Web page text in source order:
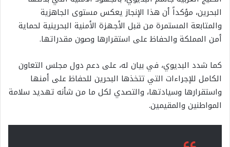
البحرين، مؤكداً أن هذا الإنجاز يعكس مستوى الجاهزية
والمتابعة المستمرة من قبل الأجهزة الأمنية البحرينية لحماية
أمن المملكة والحفاظ على استقرارها وصون مقدراتها.
كما شدد البديوي، في بيان له، على دعم دول مجلس التعاون
الكامل للإجراءات التي تتخذها البحرين للحفاظ على أمنها
واستقرارها وسيادتها، والتصدي لكل ما من شأنه تهديد سلامة
المواطنين والمقيمين.